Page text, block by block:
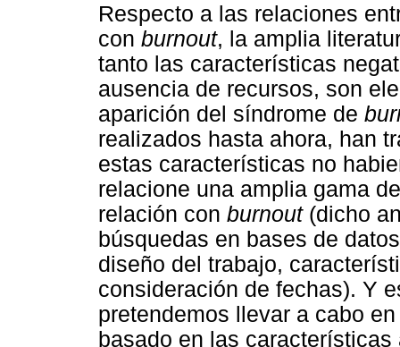
Respecto a las relaciones
con burnout, la amplia
tanto las características
ausencia de recursos, son
aparición del síndrome de
realizados hasta ahora, han
estas características no
relacione una amplia gama
relación con burnout(dicho
búsquedas en bases de
diseño del trabajo,
consideración de fechas). Y
pretendemos llevar a cabo
basado en las